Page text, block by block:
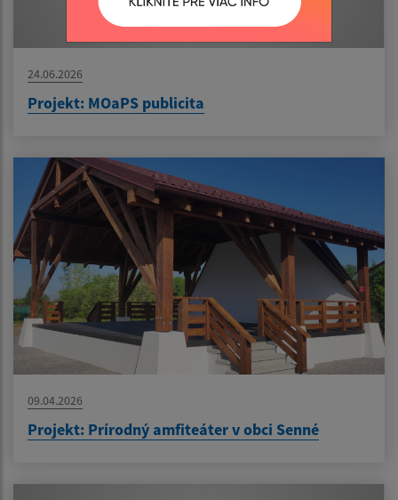
24.06.2026
Projekt: MOaPS publicita
09.04.2026
Projekt: Prírodný amfiteáter v obci Senné